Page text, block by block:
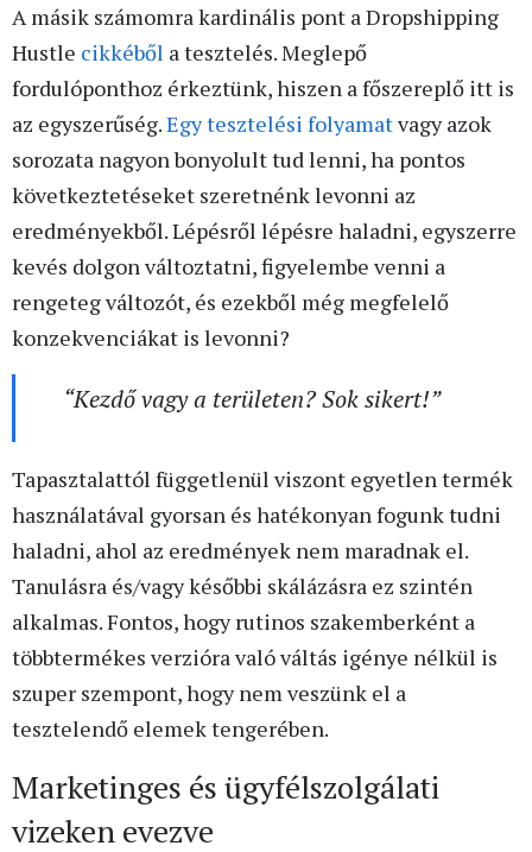
A másik számomra kardinális pont a Dropshipping
Hustle cikkéből a tesztelés. Meglepő
fordulóponthoz érkeztünk, hiszen a főszereplő itt is
az egyszerűség.Egy tesztelési folyamatvagy azok
sorozata nagyon bonyolult tud lenni, ha pontos
következtetéseket szeretnénk levonni az
eredményekből. Lépésről lépésre haladni, egyszerre
kevés dolgon változtatni, figyelembe venni a
rengeteg változót, és ezekből még megfelelő
konzekvenciákat is levonni?
“Kezdő vagy a területen? Sok sikert!”
Tapasztalattól függetlenül viszont egyetlen termék
használatával gyorsan és hatékonyan fogunk tudni
haladni, ahol az eredmények nem maradnak el.
Tanulásra és/vagy későbbi skálázásra ez szintén
alkalmas. Fontos, hogy rutinos szakemberként a
többtermékes verzióra való váltás igénye nélkül is
szuper szempont, hogy nem veszünk el a
tesztelendő elemek tengerében.
Marketinges és ügyfélszolgálati
vizeken evezve